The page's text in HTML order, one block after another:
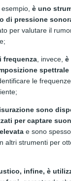
esempio, è uno
di pressione
per valutare il
frequenza, invece, è
le
sono
per captare
e sono
altri strumenti per
infine, è